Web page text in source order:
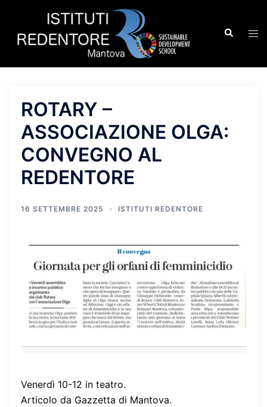
contenuto
Cerca
ROTARY –
ASSOCIAZIONE OLGA:
CONVEGNO AL
REDENTORE
16 SETTEMBRE 2025 ISTITUTI REDENTORE
Venerdì 10-12 in teatro.
Articolo da Gazzetta di Mantova.